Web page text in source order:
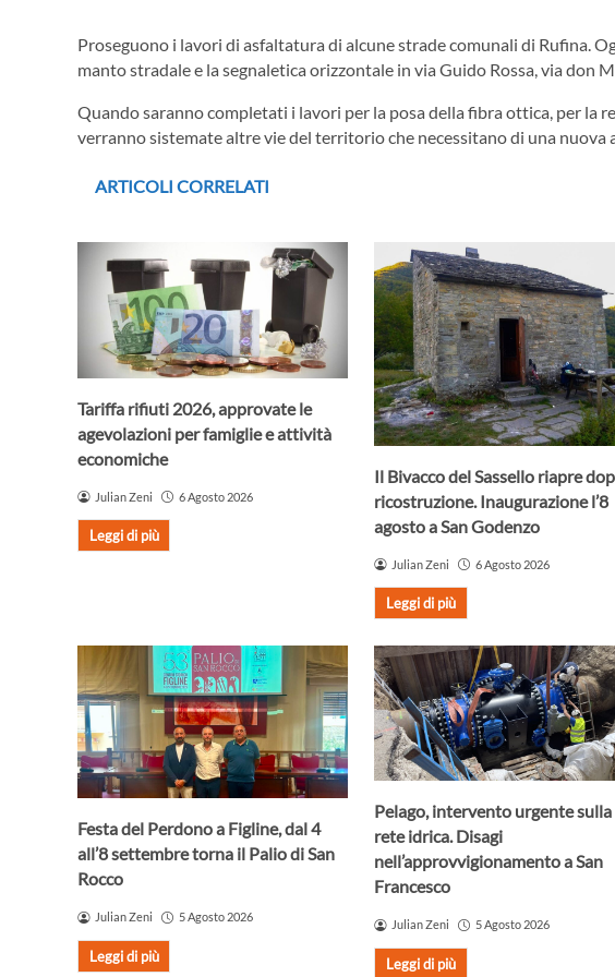
Proseguono i lavori di asfaltatura di alcune strade comunali di Rufina.
manto stradale e la segnaletica orizzontale in via Guido Rossa, via don
Quando saranno completati i lavori per la posa della fibra ottica, per la
verranno sistemate altre vie del territorio che necessitano di una nuova
ARTICOLI CORRELATI
Tariffa rifiuti 2026, approvate le
agevolazioni per famiglie e attività
economiche
Julian Zeni 6 Agosto 2026
Leggi di più
Il Bivacco del Sassello riapre
ricostruzione. Inaugurazione l’8
agosto a San Godenzo
Julian Zeni 6 Agosto 2026
Leggi di più
Festa del Perdono a Figline, dal 4
all’8 settembre torna il Palio di San
Rocco
Julian Zeni 5 Agosto 2026
Leggi di più
Pelago, intervento urgente sulla
rete idrica. Disagi
nell’approvvigionamento a San
Francesco
Julian Zeni 5 Agosto 2026
Leggi di più